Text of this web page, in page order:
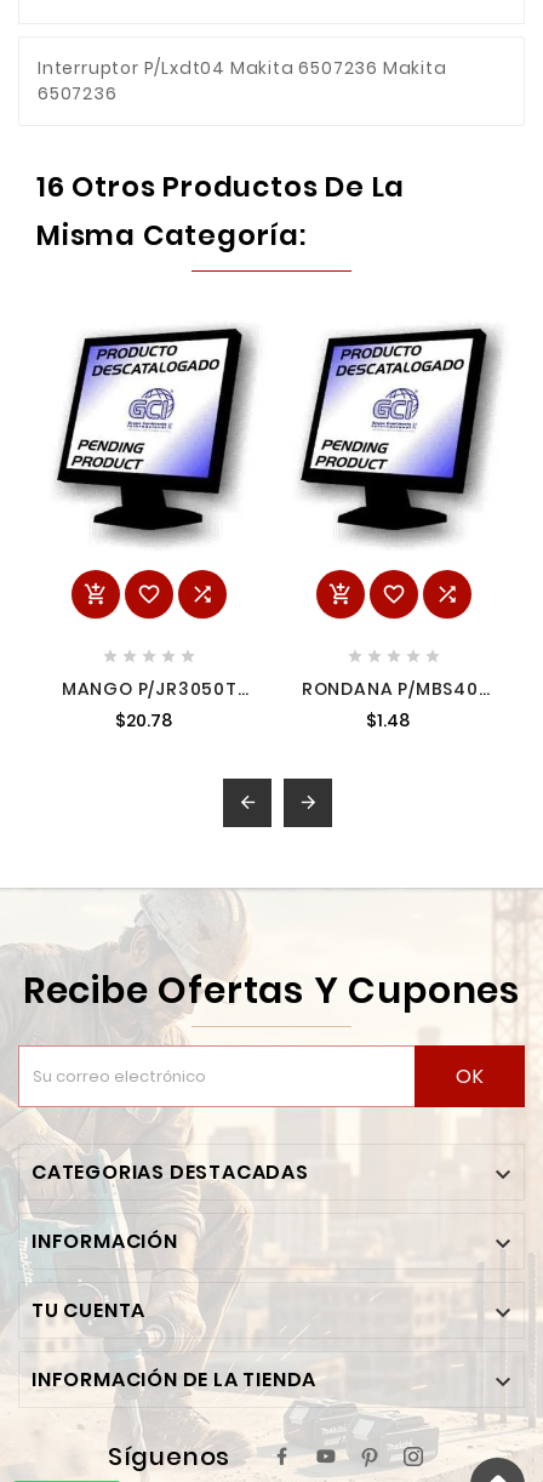
Interruptor P/Lxdt04 Makita 6507236 Makita
6507236
16 Otros Productos De La
Misma Categoría:
  
    
MANGO P/JR3050T
4183113 4183113
$20.78
  
    
RONDANA P/MBS401
2673566 2673566
$1.48
 
Recibe Ofertas Y Cupones
OK
CATEGORIAS DESTACADAS 
INFORMACIÓN 
TU CUENTA 
INFORMACIÓN DE LA TIENDA 
Síguenos